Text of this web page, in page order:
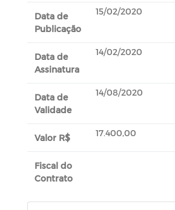
Data de
Publicação
15/02/2020
Data de
Assinatura
14/02/2020
Data de
Validade
14/08/2020
Valor R$ 17.400,00
Fiscal do
Contrato